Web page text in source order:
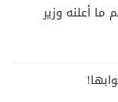
ما أعلنه وزير